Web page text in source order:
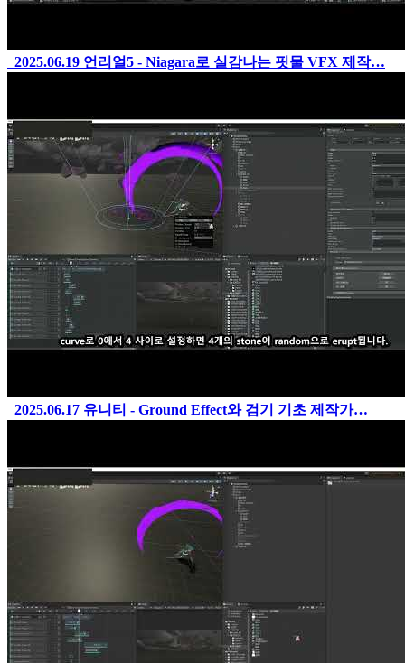
2025.06.19 언리얼5 - Niagara로 실감나는 핏물 VFX 제작…
2025.06.17 유니티 - Ground Effect와 검기 기초 제작가…